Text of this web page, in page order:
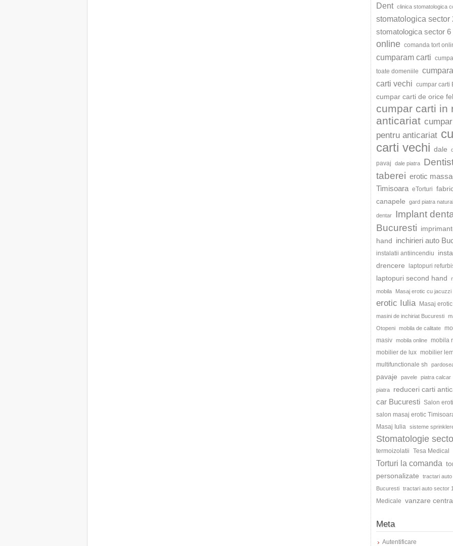
Dent clinica stomatologica
stomatologica sector
stomatologica sector 6
online comanda tort
cumparam carti
toate domeniile
carti vechi cumpar carti
cumpar carti de orice fel
cumpar carti in
anticariat
pentru anticariat
carti vechi dale
pavaj dale piatra
taberei erotic
Timisoara eTorturi
canapele
gard piatra
dentar
Implant
Bucuresti
hand inchirieri auto
instalatii antiincendiu
drencere
laptopuri
laptopuri second hand
mobila Masaj erotic cu jacuzzi
erotic Iulia Masaj
masini de inchiriat Bucuresti
Otopeni mobila de calitate
masiv mobila online
mobila
mobilier de lux mobilier
multifunctionale sh
pavaje pavele piatra calcar
piatra reduceri carti
car Bucuresti Salon
salon masaj erotic
Masaj Iulia sisteme
Stomatologie
termoizolatii Tesa Medical
Torturi la comanda
personalizate
tractari auto
Bucuresti tractari auto sector
Medicale vanzare
Meta
Autentificare